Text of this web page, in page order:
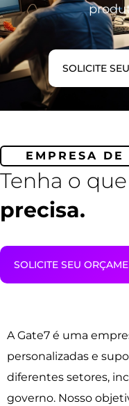
SOLICITE
EMPRESA DE
Tenha o que
precisa.
SOLICITE SEU
A Gate7 é uma
personalizadas e
diferentes setores,
governo. Nosso